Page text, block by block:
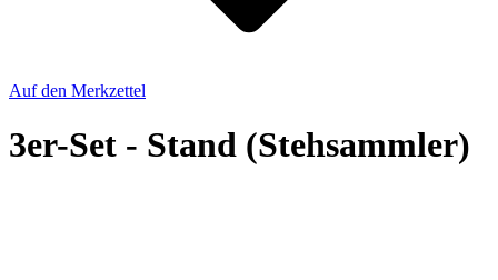
Auf den Merkzettel
3er-Set - Stand (Stehsammler)